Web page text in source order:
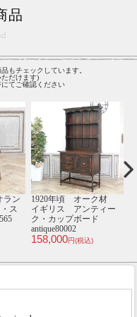
品
もチェックしています。
だけます)
てご確認ください
1920年頃 オーク材
イギリス アンティー
ク・サイドテーブル
antique80259
57,000円(税込)
本革3
ンテ